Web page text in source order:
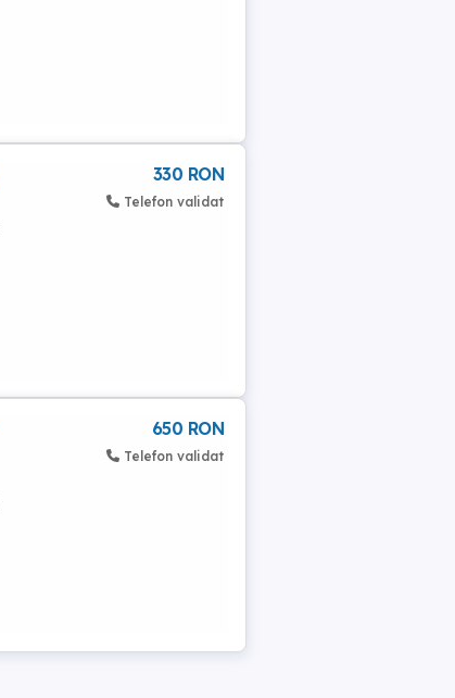
330 RON
Telefon validat
650 RON
Telefon validat